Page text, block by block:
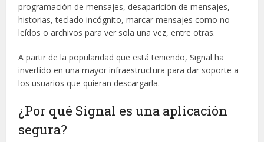
programación de mensajes, desaparición de mensajes,
historias, teclado incógnito, marcar mensajes como no
leídos o archivos para ver sola una vez, entre otras.
A partir de la popularidad que está teniendo, Signal ha
invertido en una mayor infraestructura para dar soporte a
los usuarios que quieran descargarla.
¿Por qué Signal es una aplicación
segura?